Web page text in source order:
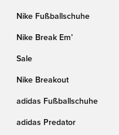
Nike Fußballschuhe
Nike Break Em’
Sale
Nike Breakout
adidas Fußballschuhe
adidas Predator